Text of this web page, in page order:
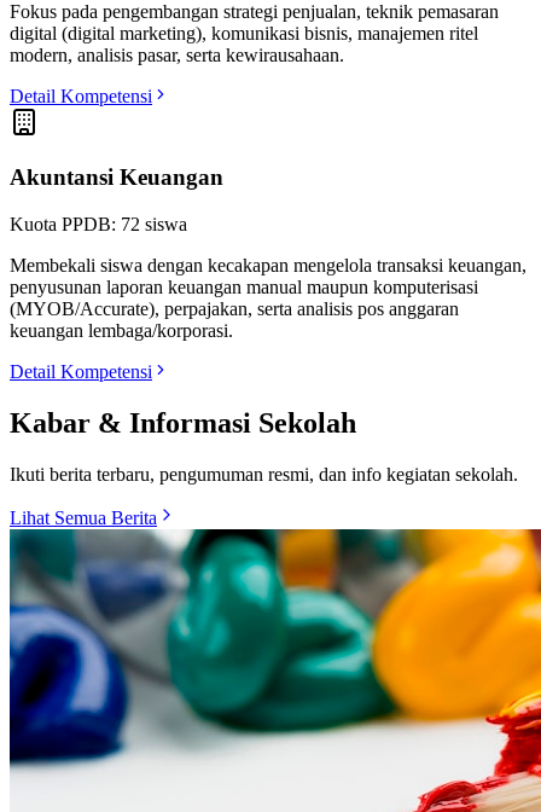
Fokus pada pengembangan strategi penjualan, teknik pemasaran
digital (digital marketing), komunikasi bisnis, manajemen ritel
modern, analisis pasar, serta kewirausahaan.
Detail Kompetensi
Akuntansi Keuangan
Kuota PPDB: 72 siswa
Membekali siswa dengan kecakapan mengelola transaksi keuangan,
penyusunan laporan keuangan manual maupun komputerisasi
(MYOB/Accurate), perpajakan, serta analisis pos anggaran
keuangan lembaga/korporasi.
Detail Kompetensi
Kabar & Informasi Sekolah
Ikuti berita terbaru, pengumuman resmi, dan info kegiatan sekolah.
Lihat Semua Berita